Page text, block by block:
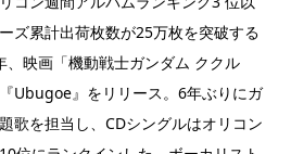
ズ累計出荷枚数が25万枚を突破する
映画「機動戦士ガンダム ククル
Ubugoe』をリリース。6年ぶりにガ
歌を担当し、CDシングルはオリコン